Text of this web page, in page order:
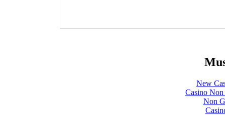
New
Casino Non
Non